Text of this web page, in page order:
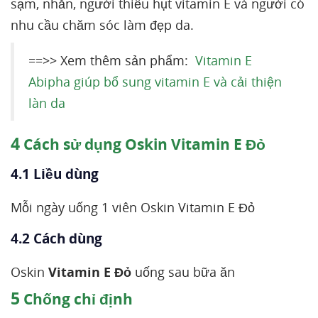
sạm, nhăn, người thiếu hụt vitamin E và người có
nhu cầu chăm sóc làm đẹp da.
==>> Xem thêm sản phẩm: Vitamin E
Abipha giúp bổ sung vitamin E và cải thiện
làn da
4 Cách sử dụng Oskin Vitamin E Đỏ
4.1 Liều dùng
Mỗi ngày uống 1 viên Oskin Vitamin E Đỏ
4.2 Cách dùng
Oskin Vitamin E Đỏ uống sau bữa ăn
5 Chống chỉ định